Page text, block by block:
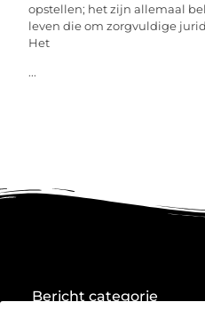
opstellen; het zijn allemaal
leven die om zorgvuldige
Het
...
Bericht categorie